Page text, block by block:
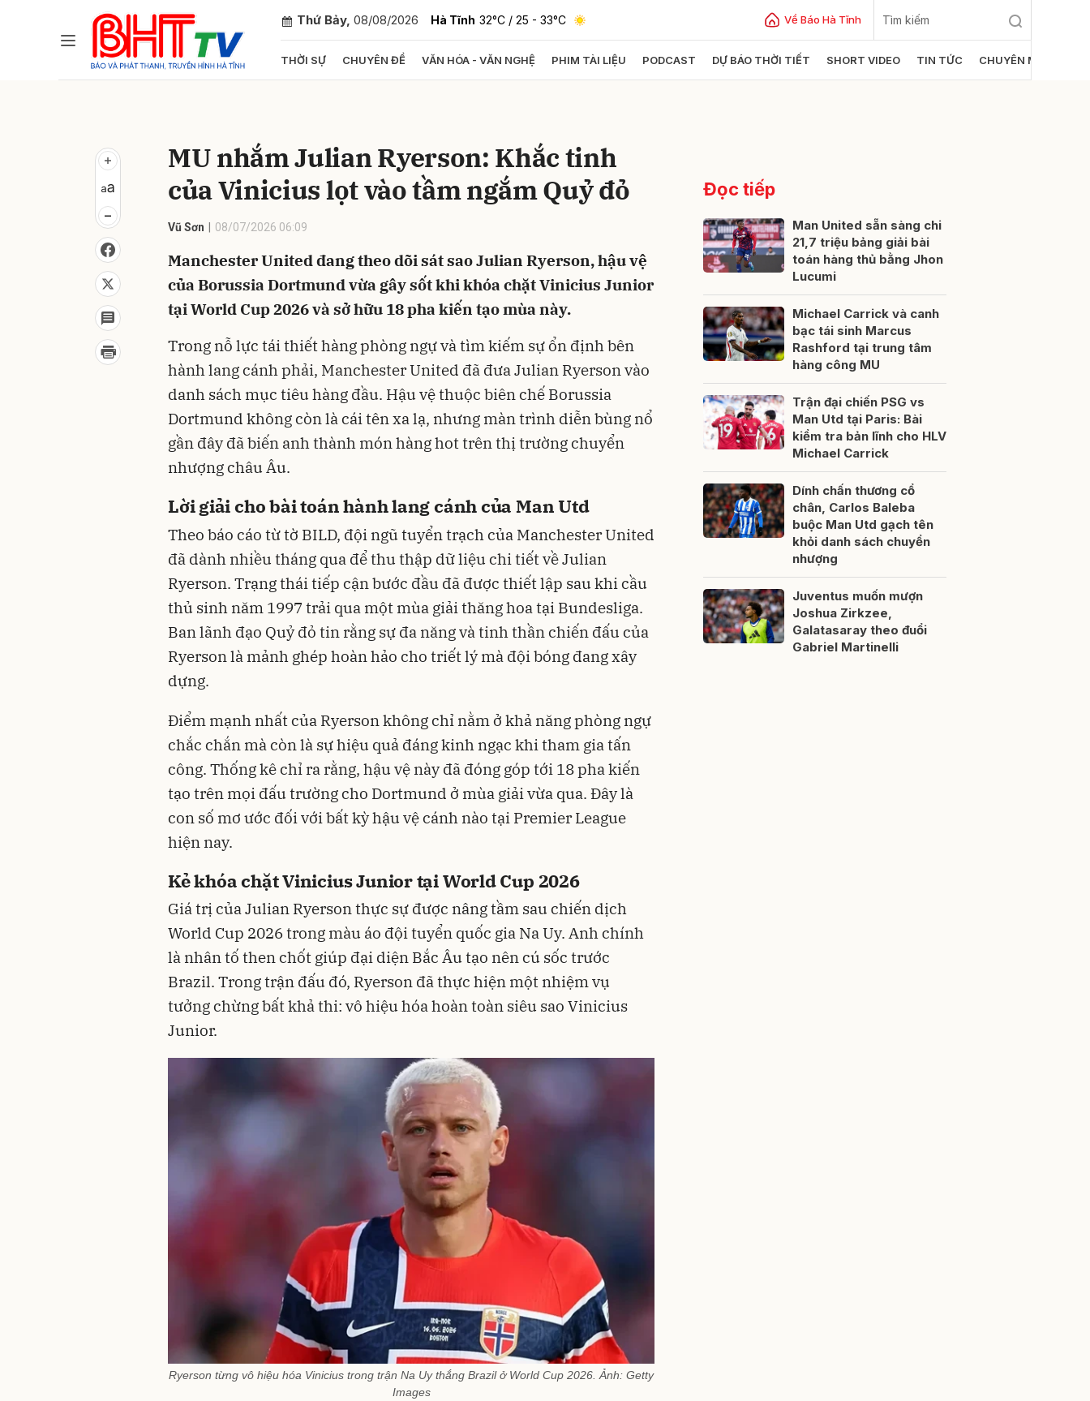
Thứ Bảy, 08/08/2026 Hà Tĩnh 32°C / 25 - 33°C Về Báo Hà Tĩnh
THỜI SỰ CHUYÊN ĐỀ VĂN HÓA - VĂN NGHỆ PHIM TÀI LIỆU PODCAST DỰ BÁO THỜI TIẾT SHORT VIDEO TIN TỨC CHUYÊN MỤC
MU nhắm Julian Ryerson: Khắc tinh
của Vinicius lọt vào tầm ngắm Quỷ đỏ
Vũ Sơn 08/07/2026 06:09
Manchester United đang theo dõi sát sao Julian Ryerson, hậu vệ
của Borussia Dortmund vừa gây sốt khi khóa chặt Vinicius Junior
tại World Cup 2026 và sở hữu 18 pha kiến tạo mùa này.
Trong nỗ lực tái thiết hàng phòng ngự và tìm kiếm sự ổn định bên
hành lang cánh phải, Manchester United đã đưa Julian Ryerson vào
danh sách mục tiêu hàng đầu. Hậu vệ thuộc biên chế Borussia
Dortmund không còn là cái tên xa lạ, nhưng màn trình diễn bùng nổ
gần đây đã biến anh thành món hàng hot trên thị trường chuyển
nhượng châu Âu.
Lời giải cho bài toán hành lang cánh của Man Utd
Theo báo cáo từ tờ BILD, đội ngũ tuyển trạch của Manchester United
đã dành nhiều tháng qua để thu thập dữ liệu chi tiết về Julian
Ryerson. Trạng thái tiếp cận bước đầu đã được thiết lập sau khi cầu
thủ sinh năm 1997 trải qua một mùa giải thăng hoa tại Bundesliga.
Ban lãnh đạo Quỷ đỏ tin rằng sự đa năng và tinh thần chiến đấu của
Ryerson là mảnh ghép hoàn hảo cho triết lý mà đội bóng đang xây
dựng.
Điểm mạnh nhất của Ryerson không chỉ nằm ở khả năng phòng ngự
chắc chắn mà còn là sự hiệu quả đáng kinh ngạc khi tham gia tấn
công. Thống kê chỉ ra rằng, hậu vệ này đã đóng góp tới 18 pha kiến
tạo trên mọi đấu trường cho Dortmund ở mùa giải vừa qua. Đây là
con số mơ ước đối với bất kỳ hậu vệ cánh nào tại Premier League
hiện nay.
Kẻ khóa chặt Vinicius Junior tại World Cup 2026
Giá trị của Julian Ryerson thực sự được nâng tầm sau chiến dịch
World Cup 2026 trong màu áo đội tuyển quốc gia Na Uy. Anh chính
là nhân tố then chốt giúp đại diện Bắc Âu tạo nên cú sốc trước
Brazil. Trong trận đấu đó, Ryerson đã thực hiện một nhiệm vụ
tưởng chừng bất khả thi: vô hiệu hóa hoàn toàn siêu sao Vinicius
Junior.
Ryerson từng vô hiệu hóa Vinicius trong trận Na Uy thắng Brazil ở World Cup 2026. Ảnh: Getty
Images
Đọc tiếp
Man United sẵn sàng chi
21,7 triệu bảng giải bài
toán hàng thủ bằng Jhon
Lucumi
Michael Carrick và canh
bạc tái sinh Marcus
Rashford tại trung tâm
hàng công MU
Trận đại chiến PSG vs
Man Utd tại Paris: Bài
kiểm tra bản lĩnh cho HLV
Michael Carrick
Dính chấn thương cổ
chân, Carlos Baleba
buộc Man Utd gạch tên
khỏi danh sách chuyển
nhượng
Juventus muốn mượn
Joshua Zirkzee,
Galatasaray theo đuổi
Gabriel Martinelli
Gửi bình luận
Hủy Gửi